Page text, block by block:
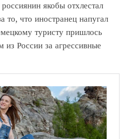
якобы отхлестал
то, что иностранец напугал
туристу пришлось
из России за агрессивные